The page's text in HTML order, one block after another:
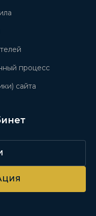
процесс
сайта